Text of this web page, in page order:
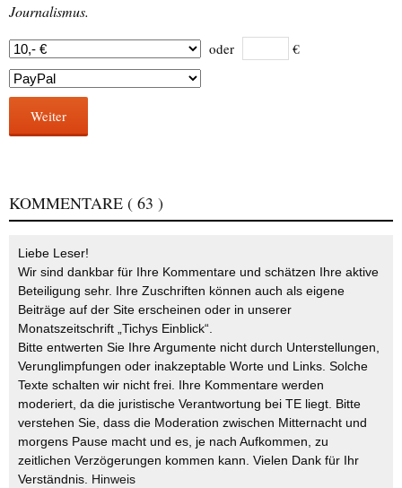
Journalismus.
oder €
Weiter
KOMMENTARE ( 63 )
Liebe Leser!
Wir sind dankbar für Ihre Kommentare und schätzen Ihre aktive
Beteiligung sehr. Ihre Zuschriften können auch als eigene
Beiträge auf der Site erscheinen oder in unserer
Monatszeitschrift „Tichys Einblick“.
Bitte entwerten Sie Ihre Argumente nicht durch Unterstellungen,
Verunglimpfungen oder inakzeptable Worte und Links. Solche
Texte schalten wir nicht frei. Ihre Kommentare werden
moderiert, da die juristische Verantwortung bei TE liegt. Bitte
verstehen Sie, dass die Moderation zwischen Mitternacht und
morgens Pause macht und es, je nach Aufkommen, zu
zeitlichen Verzögerungen kommen kann. Vielen Dank für Ihr
Verständnis. Hinweis